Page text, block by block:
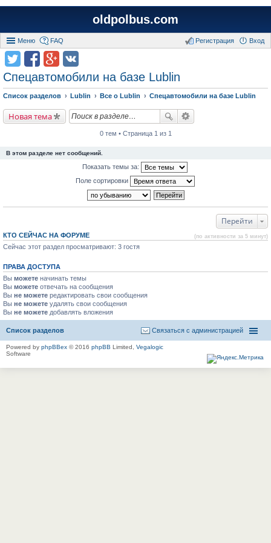
oldpolbus.com
Меню FAQ Вход
Регистрация
Спецавтомобили на базе Lublin
Список разделов Lublin Все о Lublin Спецавтомобили на базе Lublin
Новая тема
0 тем • Страница 1 из 1
В этом разделе нет сообщений.
Показать темы за:
Поле сортировки
Перейти
КТО СЕЙЧАС НА ФОРУМЕ (по активности за 5 минут)
Сейчас этот раздел просматривают: 3 гостя
ПРАВА ДОСТУПА
Вы можете начинать темы
Вы можете отвечать на сообщения
Вы не можете редактировать свои сообщения
Вы не можете удалять свои сообщения
Вы не можете добавлять вложения
Список разделов Связаться с администрацией
Powered by phpBBex © 2016 phpBB Limited, Vegalogic
Software